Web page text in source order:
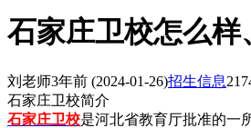
石家庄卫校怎么样
刘老师3年前 (2024-01-26)招生信息
石家庄卫校简介
石家庄卫校是河北省教育厅批准的一